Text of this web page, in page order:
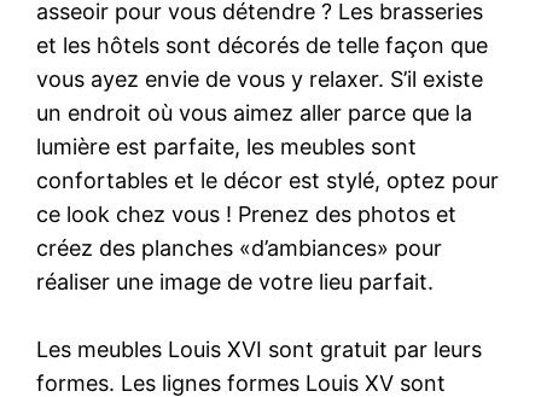
asseoir pour vous détendre ? Les brasseries
et les hôtels sont décorés de telle façon que
vous ayez envie de vous y relaxer. S’il existe
un endroit où vous aimez aller parce que la
lumière est parfaite, les meubles sont
confortables et le décor est stylé, optez pour
ce look chez vous ! Prenez des photos et
créez des planches «d’ambiances» pour
réaliser une image de votre lieu parfait.
Les meubles Louis XVI sont gratuit par leurs
formes. Les lignes formes Louis XV sont